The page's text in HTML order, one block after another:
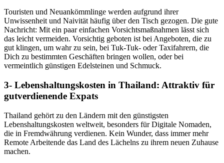
Touristen und Neuankömmlinge werden aufgrund ihrer
Unwissenheit und Naivität häufig über den Tisch gezogen. Die gute
Nachricht: Mit ein paar einfachen Vorsichtsmaßnahmen lässt sich
das leicht vermeiden. Vorsichtig geboten ist bei Angeboten, die zu
gut klingen, um wahr zu sein, bei Tuk-Tuk- oder Taxifahrern, die
Dich zu bestimmten Geschäften bringen wollen, oder bei
vermeintlich günstigen Edelsteinen und Schmuck.
3- Lebenshaltungskosten in Thailand: Attraktiv für
gutverdienende Expats
Thailand gehört zu den Ländern mit den günstigsten
Lebenshaltungskosten weltweit, besonders für Digitale Nomaden,
die in Fremdwährung verdienen. Kein Wunder, dass immer mehr
Remote Arbeitende das Land des Lächelns zu ihrem neuen Zuhause
machen.